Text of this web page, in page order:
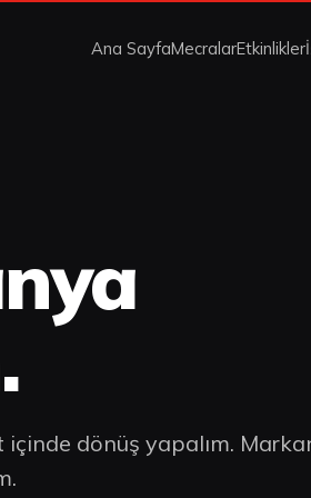
Ana SayfaMecralarEtkinlikler
dönüş yapalım.